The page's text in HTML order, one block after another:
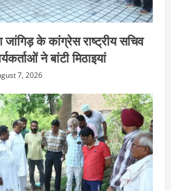
जांगिड़ के कांग्रेस राष्ट्रीय सचिव
ने बांटी मिठाइयां
7, 2026